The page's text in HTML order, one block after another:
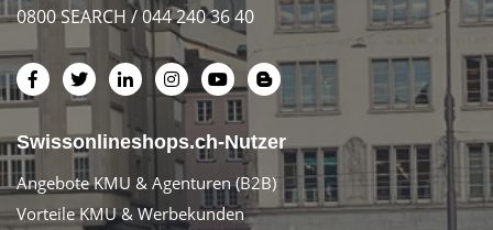
0800 SEARCH / 044 240 36 40
Swissonlineshops.ch-Nutzer
Angebote KMU & Agenturen (B2B)
Vorteile KMU & Werbekunden